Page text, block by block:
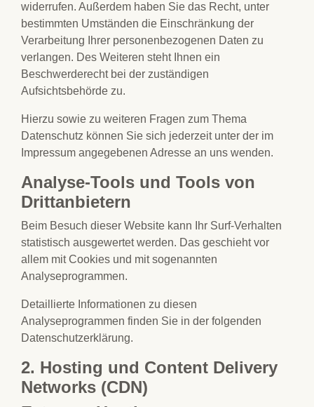
widerrufen. Außerdem haben Sie das Recht, unter
bestimmten Umständen die Einschränkung der
Verarbeitung Ihrer personenbezogenen Daten zu
verlangen. Des Weiteren steht Ihnen ein
Beschwerderecht bei der zuständigen
Aufsichtsbehörde zu.
Hierzu sowie zu weiteren Fragen zum Thema
Datenschutz können Sie sich jederzeit unter der im
Impressum angegebenen Adresse an uns wenden.
Analyse-Tools und Tools von
Drittanbietern
Beim Besuch dieser Website kann Ihr Surf-Verhalten
statistisch ausgewertet werden. Das geschieht vor
allem mit Cookies und mit sogenannten
Analyseprogrammen.
Detaillierte Informationen zu diesen
Analyseprogrammen finden Sie in der folgenden
Datenschutzerklärung.
2. Hosting und Content Delivery
Networks (CDN)